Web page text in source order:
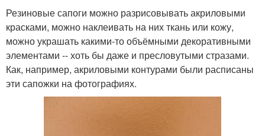
Резиновые сапоги можно разрисовывать акриловыми
красками, можно наклеивать на них ткань или кожу,
можно украшать какими-то объёмными декоративными
элементами -- хоть бы даже и пресловутыми стразами.
Как, например, акриловыми контурами были расписаны
эти сапожки на фотографиях.